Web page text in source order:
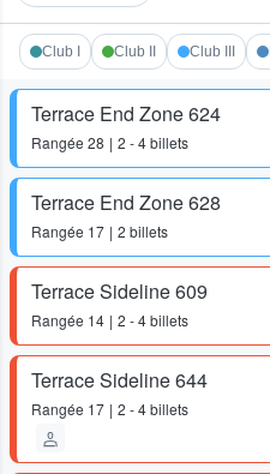
Club I Club II Club III
Terrace End Zone 624
Rangée 28 2 - 4 billets
Terrace End Zone 628
Rangée 17 2 billets
Terrace Sideline 609
Rangée 14 2 - 4 billets
Terrace Sideline 644
Rangée 17 2 - 4 billets